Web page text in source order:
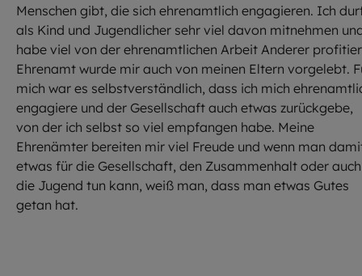
Menschen gibt, die sich ehrenamtlich engagieren. Ich
als Kind und Jugendlicher sehr viel davon mitnehmen
habe viel von der ehrenamtlichen Arbeit Anderer
Ehrenamt wurde mir auch von meinen Eltern vorgelebt.
mich war es selbstverständlich, dass ich mich
engagiere und der Gesellschaft auch etwas zurückgebe,
von der ich selbst so viel empfangen habe. Meine
Ehrenämter bereiten mir viel Freude und wenn man
etwas für die Gesellschaft, den Zusammenhalt oder auch
die Jugend tun kann, weiß man, dass man etwas Gutes
getan hat.